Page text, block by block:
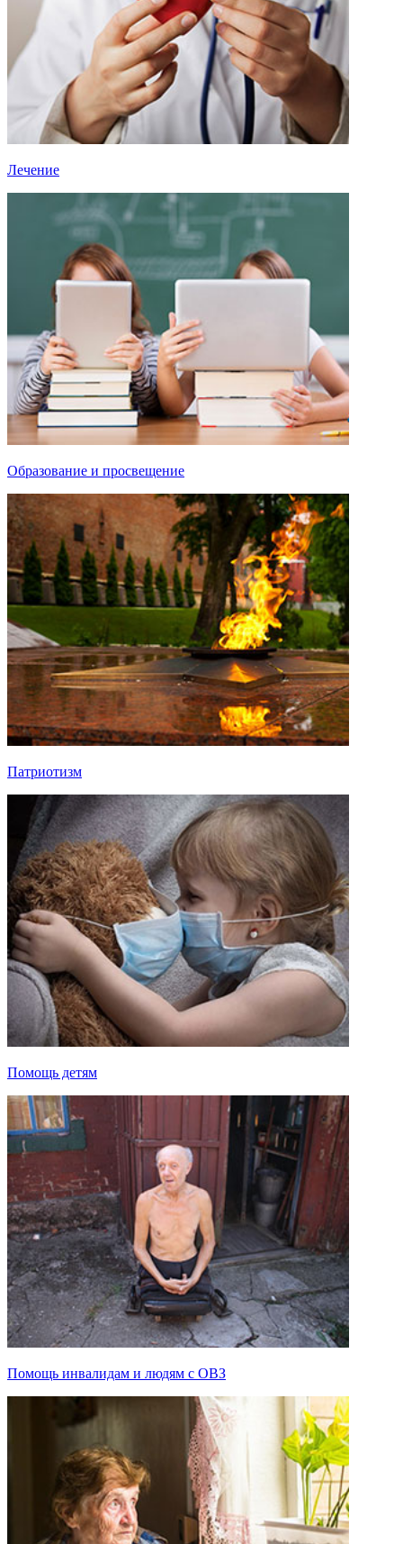
Лечение
Образование и просвещение
Патриотизм
Помощь детям
Помощь инвалидам и людям с ОВЗ